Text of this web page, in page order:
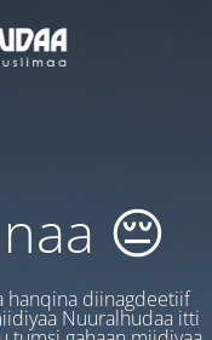
😔
hanqina diinagdeetiif
Nuuralhudaa itti